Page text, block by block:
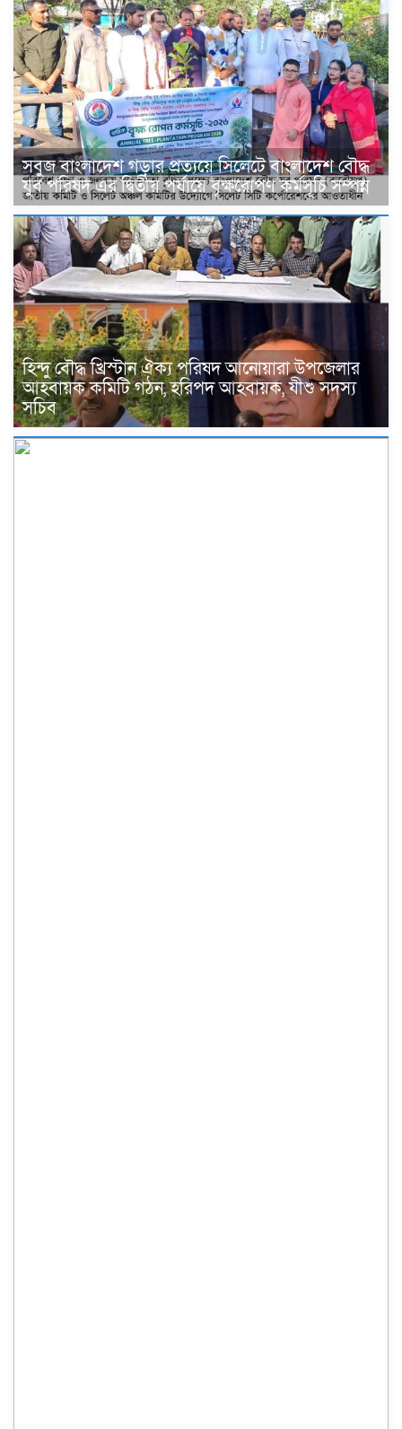
সবুজ বাংলাদেশ গড়ার প্রত্যয়ে সিলেটে বাংলাদেশ বৌদ্ধ
যুব পরিষদ এর দ্বিতীয় পর্যায়ে বৃক্ষরোপণ কর্মসূচি সম্পন্ন
হিন্দু বৌদ্ধ খ্রিস্টান ঐক্য পরিষদ আনোয়ারা উপজেলার
আহবায়ক কমিটি গঠন, হরিপদ আহবায়ক, যীশু সদস্য
সচিব